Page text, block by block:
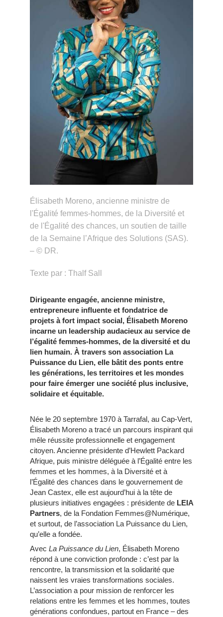
Élisabeth Moreno, ancienne ministre de
l'Égalité femmes-hommes, de la Diversité et
de l'Égalité des chances, un soutien de taille
de la Semaine l’Afrique des Solutions (SAS).
– © DR.
Texte par : Thalf Sall
Dirigeante engagée, ancienne ministre,
entrepreneure influente et fondatrice de
projets à fort impact social, Élisabeth Moreno
incarne un leadership audacieux au service de
l’égalité femmes-hommes, de la diversité et du
lien humain. À travers son association La
Puissance du Lien, elle bâtit des ponts entre
les générations, les territoires et les mondes
pour faire émerger une société plus inclusive,
solidaire et équitable.
Née le 20 septembre 1970 à Tarrafal, au Cap-Vert,
Élisabeth Moreno a tracé un parcours inspirant qui
mêle réussite professionnelle et engagement
citoyen. Ancienne présidente d’Hewlett Packard
Afrique, puis ministre déléguée à l’Égalité entre les
femmes et les hommes, à la Diversité et à
l’Égalité des chances dans le gouvernement de
Jean Castex, elle est aujourd’hui à la tête de
plusieurs initiatives engagées : présidente de LEIA
Partners, de la Fondation Femmes@Numérique,
et surtout, de l’association La Puissance du Lien,
qu’elle a fondée.
Avec La Puissance du Lien, Élisabeth Moreno
répond à une conviction profonde : c’est par la
rencontre, la transmission et la solidarité que
naissent les vraies transformations sociales.
L’association a pour mission de renforcer les
relations entre les femmes et les hommes, toutes
générations confondues, partout en France – des